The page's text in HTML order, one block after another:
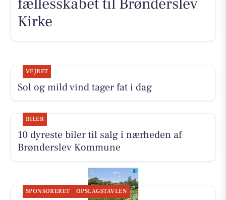
Kirke
VEJRET
Sol og mild vind tager fat i dag
BILER
10 dyreste biler til salg i nærheden af
Brønderslev Kommune
SPONSORERET OPSLAGSTAVLEN